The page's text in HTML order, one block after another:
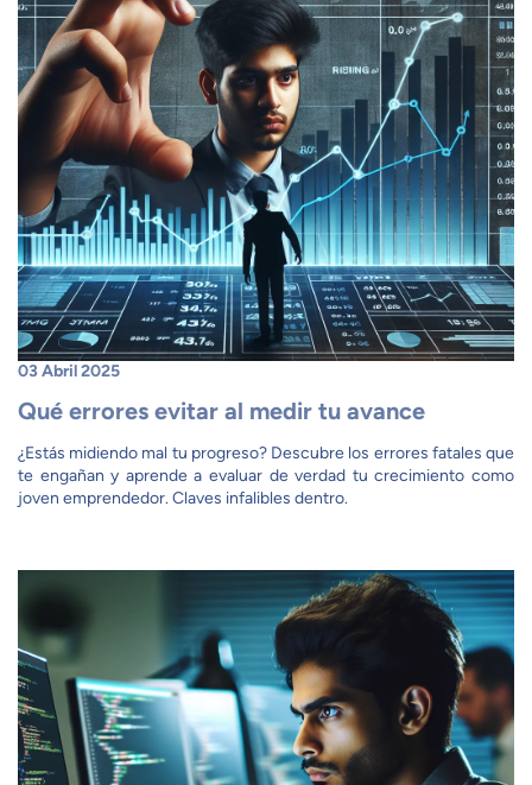
Qué errores evitar al medir tu avance
03 Abril 2025
¿Estás midiendo mal tu progreso? Descubre los errores fatales que
te engañan y aprende a evaluar de verdad tu crecimiento como
joven emprendedor. Claves infalibles dentro.